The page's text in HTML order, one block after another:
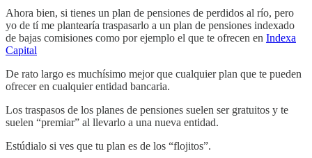
Ahora bien, si tienes un plan de pensiones de perdidos al río, pero
yo de tí me plantearía traspasarlo a un plan de pensiones indexado
de bajas comisiones como por ejemplo el que te ofrecen en Indexa
Capital
De rato largo es muchísimo mejor que cualquier plan que te pueden
ofrecer en cualquier entidad bancaria.
Los traspasos de los planes de pensiones suelen ser gratuitos y te
suelen “premiar” al llevarlo a una nueva entidad.
Estúdialo si ves que tu plan es de los “flojitos”.